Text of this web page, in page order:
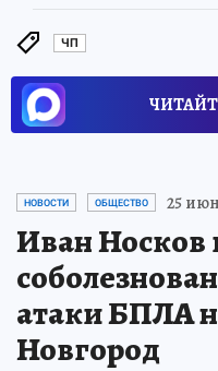
ЧП
НОВОСТИ ОБЩЕСТВО 25
Иван Носков
атаки БПЛА
Новгород